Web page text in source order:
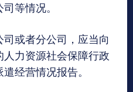
等情况。
或者分公司，应当向
力资源社会保障行政
经营情况报告。